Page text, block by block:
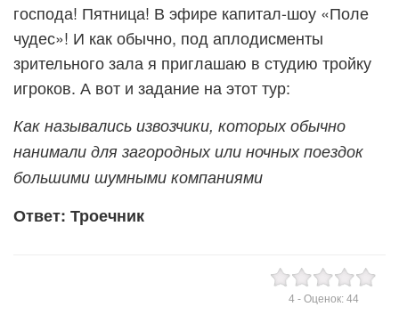
господа! Пятница! В эфире капитал-шоу «Поле
чудес»! И как обычно, под аплодисменты
зрительного зала я приглашаю в студию тройку
игроков. А вот и задание на этот тур:
Как назывались извозчики, которых обычно
нанимали для загородных или ночных поездок
большими шумными компаниями
Ответ: Троечник
4- Оценок: 44